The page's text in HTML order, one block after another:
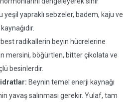
yeşil yapraklı sebzeler, badem, kaju ve
radikallerin beyin hücrelerine
mersini, böğürtlen, bitter çikolata ve
besinlerdir.
Beynin temel enerji kaynağı
yavaş salınması gerekir. Yulaf, tam